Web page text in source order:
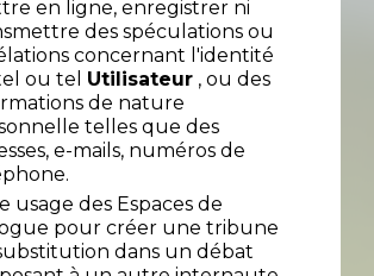
en ligne, enregistrer ni
des spéculations ou
concernant l'identité
ou tel Utilisateur , ou des
de nature
telles que des
e-mails, numéros de
usage des Espaces de
pour créer une tribune
dans un débat